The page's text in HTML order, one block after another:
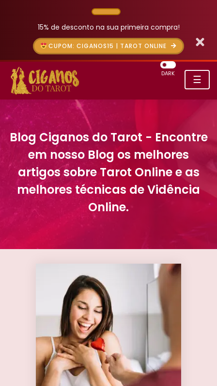
15% de desconto na sua primeira compra!
CUPOM: CIGANOS15 | TAROT ONLINE
☰
DARK
Blog Ciganos do Tarot - Encontre
em nosso Blog os melhores
artigos sobre Tarot Online e as
melhores técnicas de Vidência
Online.